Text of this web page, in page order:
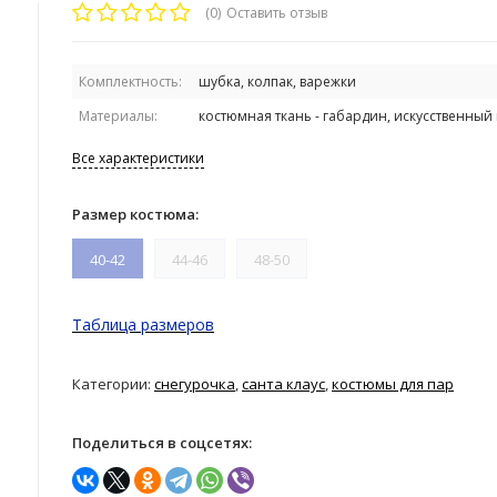
(0) Оставить отзыв
Комплектность:
шубка, колпак, варежки
Материалы:
костюмная ткань - габардин,
Все характеристики
Размер костюма:
40-42 44-46 48-50
Таблица размеров
Категории: снегурочка,санта клаус,костюмы для пар
Поделиться в соцсетях: